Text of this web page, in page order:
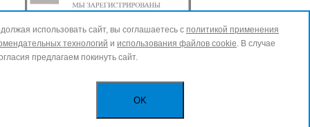
использовать сайт, вы соглашаетесь с политикой применения
технологий и использования файлов cookie. В случае
предлагаем покинуть сайт.
OK